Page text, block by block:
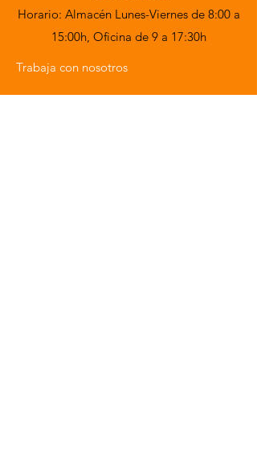
Horario: Almacén Lunes-Viernes de 8:00 a
15:00h, Oficina de 9 a 17:30h
Trabaja con nosotros